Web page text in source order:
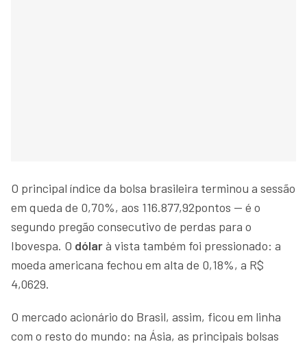
O principal índice da bolsa brasileira terminou a sessão
em queda de 0,70%, aos 116.877,92pontos — é o
segundo pregão consecutivo de perdas para o
Ibovespa. O dólarà vista também foi pressionado: a
moeda americana fechou em alta de 0,18%, a R$
4,0629.
O mercado acionário do Brasil, assim, ficou em linha
com o resto do mundo: na Ásia, as principais bolsas